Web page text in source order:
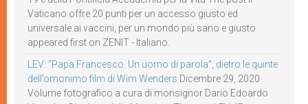
Vaticano offre 20 punti per un accesso giusto ed
universale ai vaccini, per un mondo più sano e giusto
appeared first on ZENIT - Italiano.
LEV: “Papa Francesco. Un uomo di parola”, dietro le quinte
dell’omonimo film di Wim Wenders Dicembre 29, 2020
Volume fotografico a cura di monsignor Dario Edoardo